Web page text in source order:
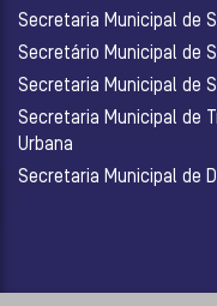
Secretaria Municipal de
Secretário Municipal de
Secretaria Municipal de
Secretaria Municipal de
Urbana
Secretaria Municipal de